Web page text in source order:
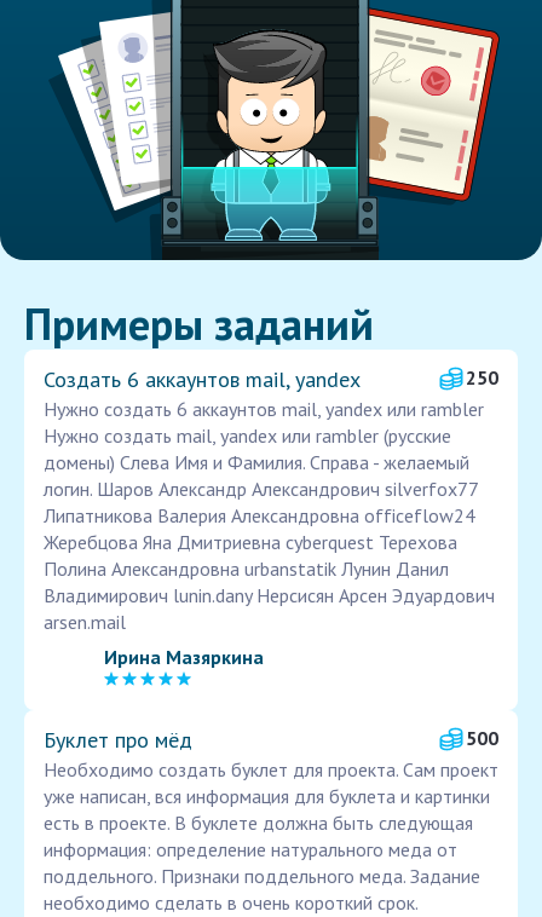
Примеры заданий
Создать 6 аккаунтов mail, yandex
250
Нужно создать 6 аккаунтов mail, yandex или rambler
Нужно создать mail, yandex или rambler (русские
домены) Слева Имя и Фамилия. Справа - желаемый
логин. Шаров Александр Александрович silverfox77
Липатникова Валерия Александровна officeflow24
Жеребцова Яна Дмитриевна cyberquest Терехова
Полина Александровна urbanstatik Лунин Данил
Владимирович lunin.dany Нерсисян Арсен Эдуардович
arsen.mail
Ирина Мазяркина
Буклет про мёд
500
Необходимо создать буклет для проекта. Сам проект
уже написан, вся информация для буклета и картинки
есть в проекте. В буклете должна быть следующая
информация: определение натурального меда от
поддельного. Признаки поддельного меда. Задание
необходимо сделать в очень короткий срок.